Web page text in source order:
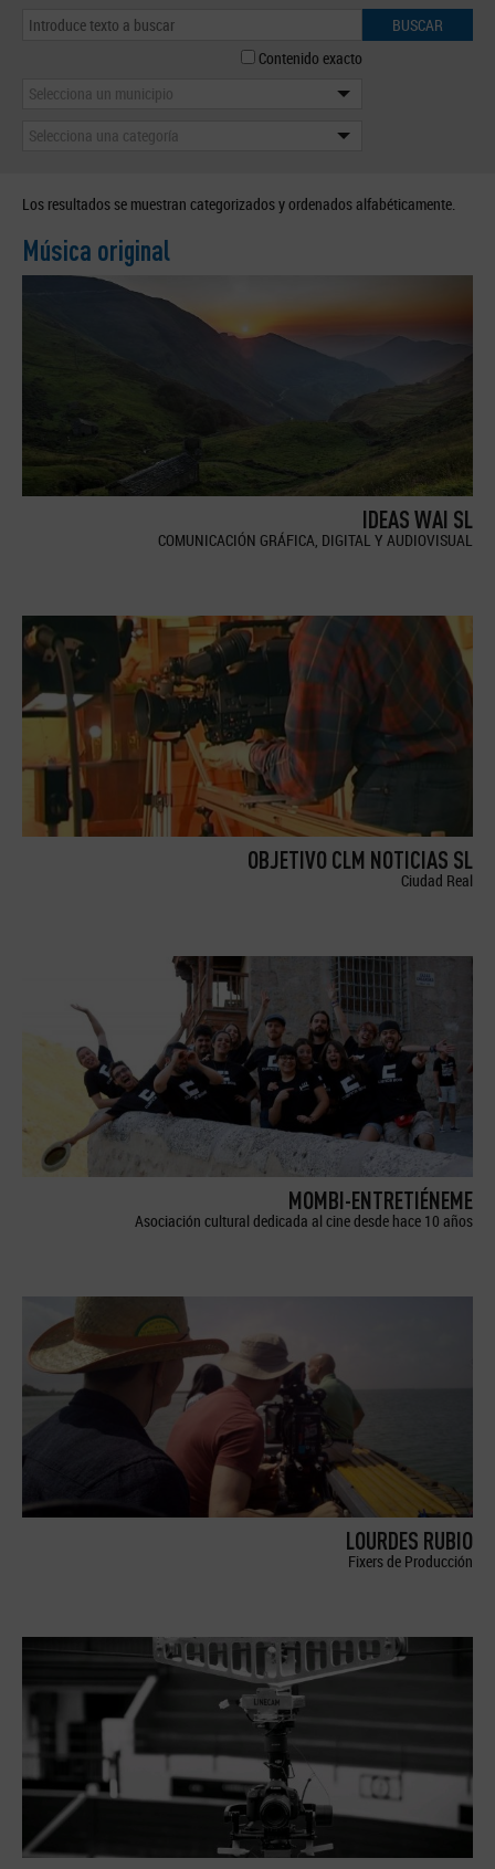
BUSCAR
Contenido exacto
Selecciona un municipio
Selecciona una categoría
Los resultados se muestran categorizados y ordenados alfabéticamente.
Música original
IDEAS WAI SL
COMUNICACIÓN GRÁFICA, DIGITAL Y AUDIOVISUAL
OBJETIVO CLM NOTICIAS SL
Ciudad Real
MOMBI-ENTRETIÉNEME
Asociación cultural dedicada al cine desde hace 10 años
LOURDES RUBIO
Fixers de Producción